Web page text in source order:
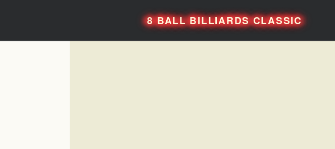
8 BALL BILLIARDS CLASSIC